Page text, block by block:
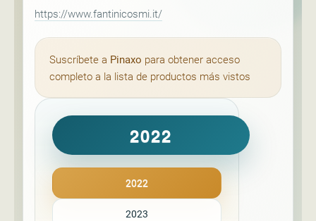
https://www.fantinicosmi.it/
Suscríbete a Pinaxo para obtener acceso
completo a la lista de productos más vistos
2022
2022
2023